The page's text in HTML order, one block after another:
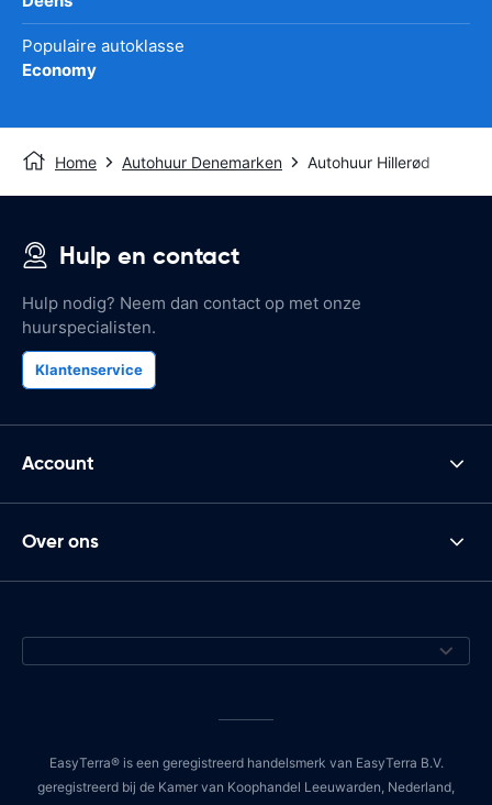
Populaire autoklasse
Economy
Home Autohuur Denemarken Autohuur Hillerød
Hulp en contact
Hulp nodig? Neem dan contact op met onze
huurspecialisten.
Klantenservice
Account
Over ons
EasyTerra® is een geregistreerd handelsmerk van EasyTerra B.V.
geregistreerd bij de Kamer van Koophandel Leeuwarden, Nederland,